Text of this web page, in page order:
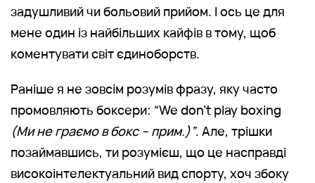
задушливий чи больовий прийом. І ось це для
мене один із найбільших кайфів в тому, щоб
коментувати світ єдиноборств.
Раніше я не зовсім розумів фразу, яку часто
промовляють боксери: “We don't play boxing
(Ми не граємо в бокс – прим.)”. Але, трішки
позаймавшись, ти розумієш, що це насправді
високоінтелектуальний вид спорту, хоч збоку